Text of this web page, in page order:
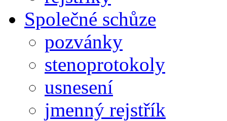
Společné schůze
pozvánky
stenoprotokoly
usnesení
jmenný rejstřík